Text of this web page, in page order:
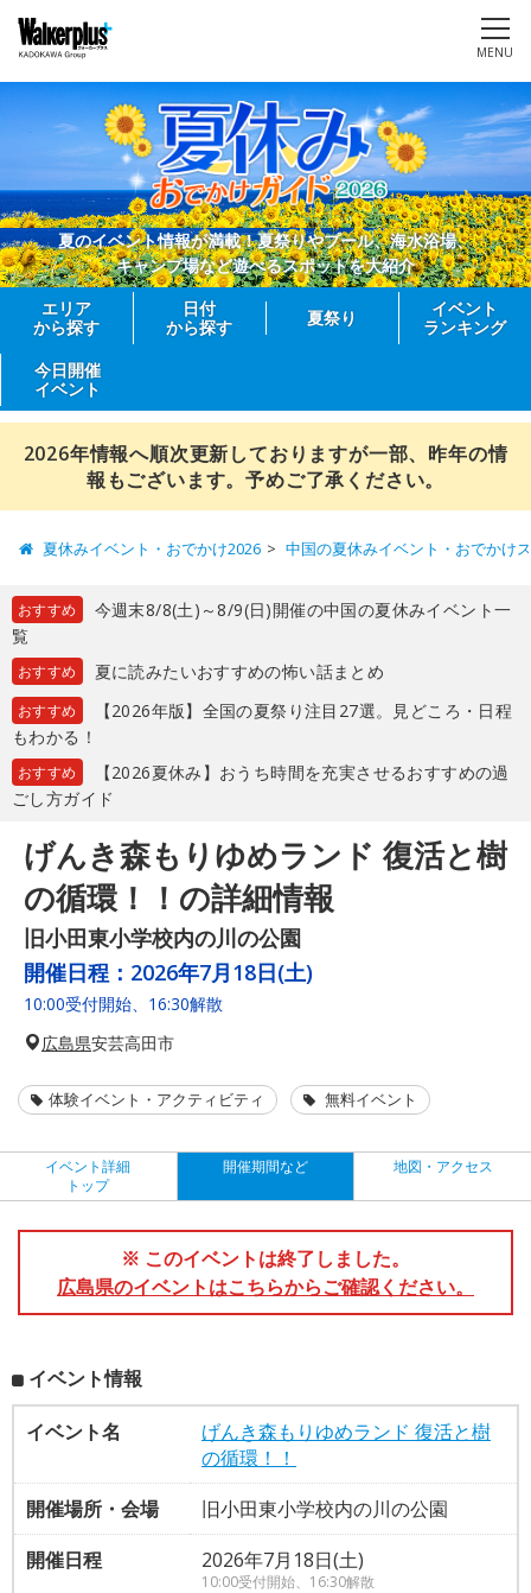
MENU
夏のイベント情報が満載！夏祭りやプール、海水浴場、
キャンプ場など遊べるスポットを大紹介
エリア
から探す
日付
から探す
夏祭り
イベント
ランキング
今日開催
イベント
2026年情報へ順次更新しておりますが一部、昨年の情
報もございます。予めご了承ください。
夏休みイベント・おでかけ2026 中国の夏休みイベント・おでかけ
おすすめ
今週末8/8(土)～8/9(日)開催の中国の夏休みイベント一
覧
おすすめ 夏に読みたいおすすめの怖い話まとめ
おすすめ
【2026年版】全国の夏祭り注目27選。見どころ・日程
もわかる！
おすすめ
【2026夏休み】おうち時間を充実させるおすすめの過
ごし方ガイド
げんき森もりゆめランド 復活と樹
の循環！！の詳細情報
旧小田東小学校内の川の公園
開催日程： 2026年7月18日(土)
10:00受付開始、16:30解散
広島県安芸高田市
体験イベント・アクティビティ 無料イベント
イベント詳細
トップ
開催期間など 地図・アクセス
※ このイベントは終了しました。
広島県のイベントはこちらからご確認ください。
イベント情報
イベント名
げんき森もりゆめランド 復活と樹
の循環！！
開催場所・会場
旧小田東小学校内の川の公園
開催日程
2026年7月18日(土)
10:00受付開始、16:30解散